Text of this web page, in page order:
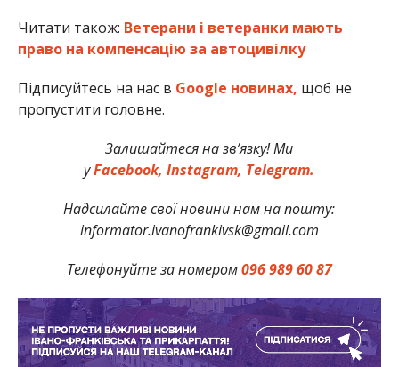
Читати також: Ветерани і ветеранки мають
право на компенсацію за автоцивілку
Підписуйтесь на нас в Google новинах, щоб не
пропустити головне.
Залишайтеся на зв’язку! Ми
уFacebook, Instagram, Telegram.
Надсилайте свої новини нам на пошту:
informator.ivanofrankivsk@gmail.com
Телефонуйте за номером096 989 60 87